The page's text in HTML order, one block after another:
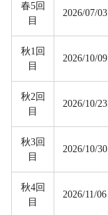
春5回
目
2026/07/03
秋1回
目
2026/10/09
秋2回
目
2026/10/23
秋3回
目
2026/10/30
秋4回
目
2026/11/06